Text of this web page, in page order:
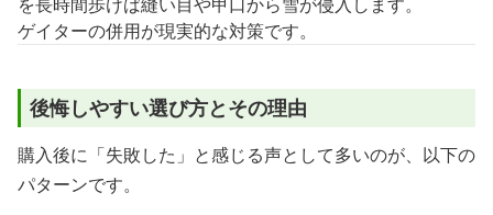
ゲイターの併用が現実的な対策です。
後悔しやすい選び方とその理由
購入後に「失敗した」と感じる声として多いのが、以下の
パターンです。